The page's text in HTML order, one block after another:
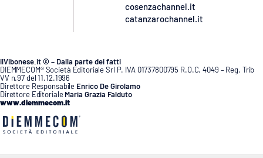
cosenzachannel.it
catanzarochannel.it
ilVibonese.it © – Dalla parte dei fatti
DIEMMECOM® Società Editoriale Srl P. IVA 01737800795 R.O.C. 4049 – Reg. Trib
VV n.97 del 11.12.1996
Direttore Responsabile Enrico De Girolamo
Direttore Editoriale Maria Grazia Falduto
www.diemmecom.it